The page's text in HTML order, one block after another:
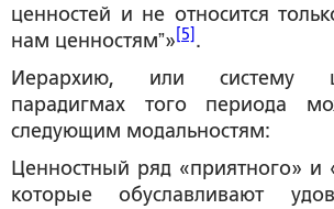
ценностей и не относится
нам ценностямˮ» [5] .
Иерархию, или систему
парадигмах того периода
следующим модальностям:
Ценностный ряд «приятного» и
которые обуславливают